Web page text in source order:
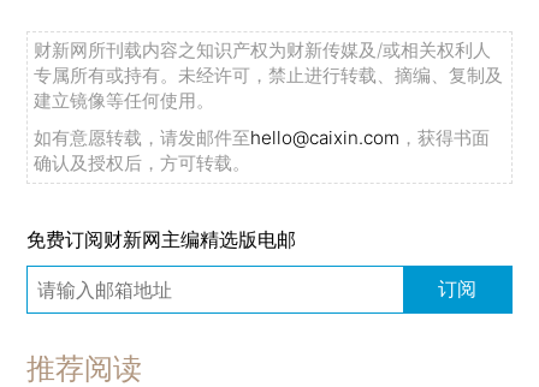
财新网所刊载内容之知识产权为财新传媒及/或相关权利人
专属所有或持有。未经许可，禁止进行转载、摘编、复制及
建立镜像等任何使用。
如有意愿转载，请发邮件至hello@caixin.com ，获得书面
确认及授权后，方可转载。
免费订阅财新网主编精选版电邮
订阅
推荐阅读